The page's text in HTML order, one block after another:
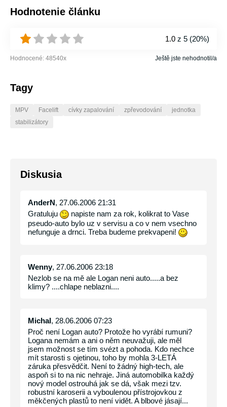
Hodnotenie článku
1.0 z 5 (20%)
Hodnocené: 48540x Ještě jste nehodnotil/a
Tagy
MPV Facelift cívky zapalování zpřevodování
jednotka
stabilizátory
Diskusia
AnderN, 27.06.2006 21:31
Gratuluju
napiste nam za rok, kolikrat to Vase
pseudo-auto bylo uz v servisu a co v nem vsechno
nefunguje a drnci. Treba budeme prekvapeni!
Wenny, 27.06.2006 23:18
Nezlob se na mě ale Logan neni auto.....a bez
klimy? ....chlape neblazni....
Michal, 28.06.2006 07:23
Proč není Logan auto? Protože ho vyrábí rumuni?
Logana nemám a ani o něm neuvažuji, ale měl
jsem možnost se tím svézt a pohoda. Kdo nechce
mít starosti s ojetinou, toho by mohla 3-LETÁ
záruka přesvědčit. Není to žádný high-tech, ale
aspoň si to na nic nehraje. Jiná automobilka každý
nový model ostrouhá jak se dá, však mezi tzv.
robustní karoserii a vyboulenou přístrojovkou z
měkčených plastů to není vidět. A blbové jásají...